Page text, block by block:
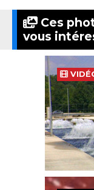
Ces
vous